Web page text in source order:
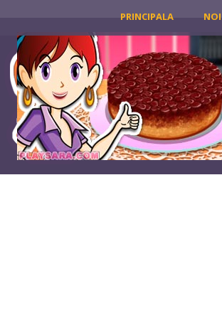
PRINCIPALA NOI